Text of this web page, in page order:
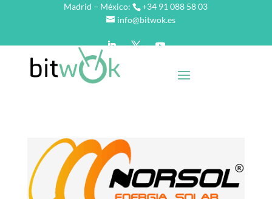
Madrid – México:
+34 91 088 58 03
info@bitwok.es